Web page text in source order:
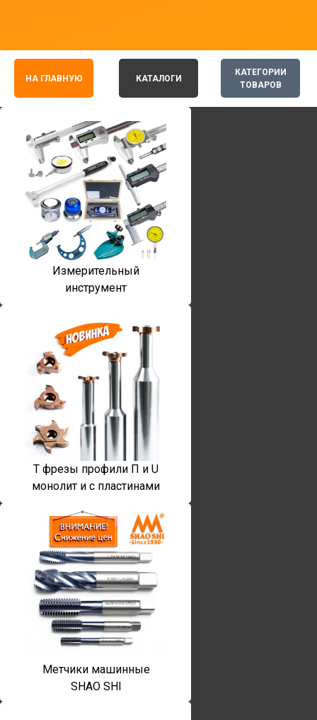
КАТЕГОРИИ
ТОВАРОВ
НА ГЛАВНУЮ КАТАЛОГИ
Измерительный
инструмент
T фрезы профили П и U
монолит и с пластинами
Метчики машинные
SHAO SHI